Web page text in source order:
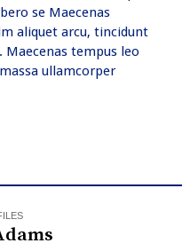
se Maecenas
aliquet arcu, tincidunt
Maecenas tempus leo
ullamcorper